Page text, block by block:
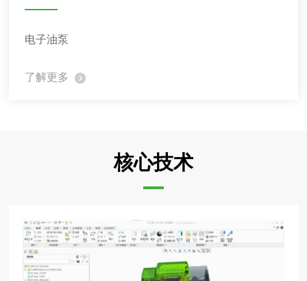
电子油泵
了解更多
核心技术